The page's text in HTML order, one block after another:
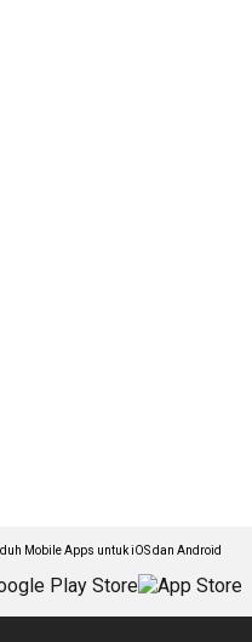
Mobile Apps untuk iOS dan Android